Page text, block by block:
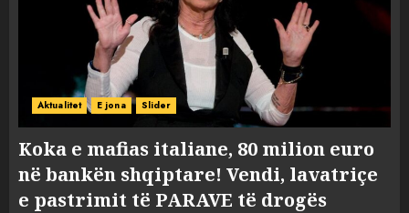
Aktualitet E jona Slider
Koka e mafias italiane, 80 milion euro
në bankën shqiptare! Vendi, lavatriçe
e pastrimit të PARAVE të drogës